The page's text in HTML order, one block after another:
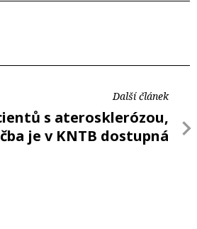
Další článek
s aterosklerózou,
je v KNTB dostupná